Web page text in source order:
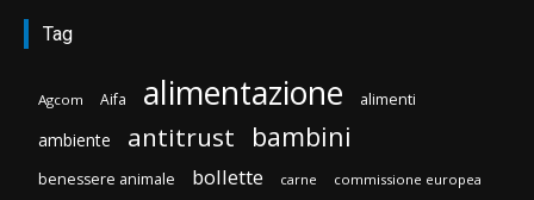
Tag
Agcom Aifa alimentazione alimenti
ambiente antitrust bambini
benessere animale bollette carne commissione europea